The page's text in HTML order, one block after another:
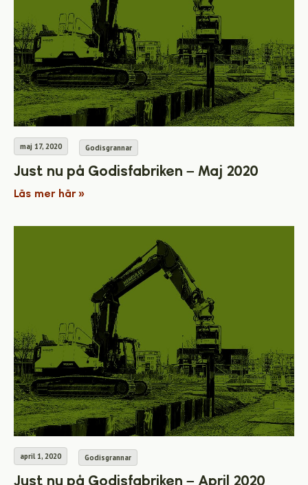
maj 17, 2020 Godisgrannar
Just nu på Godisfabriken – Maj 2020
Läs mer här »
april 1, 2020 Godisgrannar
Just nu på Godisfabriken – April 2020